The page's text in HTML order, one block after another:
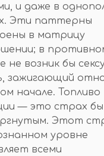
и даже в
Эти паттерны
в матрицу
в
не возник бы
зажигающий
начале. Топливо
— это страх
Этот
уровне
всеми